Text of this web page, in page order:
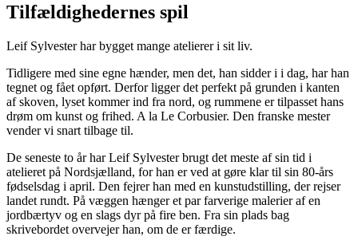
Tilfældighedernes spil
Leif Sylvester har bygget mange atelierer i sit liv.
Tidligere med sine egne hænder, men det, han sidder i i dag, har han
tegnet og fået opført. Derfor ligger det perfekt på grunden i kanten
af skoven, lyset kommer ind fra nord, og rummene er tilpasset hans
drøm om kunst og frihed. A la Le Corbusier. Den franske mester
vender vi snart tilbage til.
De seneste to år har Leif Sylvester brugt det meste af sin tid i
atelieret på Nordsjælland, for han er ved at gøre klar til sin 80-års
fødselsdag i april. Den fejrer han med en kunstudstilling, der rejser
landet rundt. På væggen hænger et par farverige malerier af en
jordbærtyv og en slags dyr på fire ben. Fra sin plads bag
skrivebordet overvejer han, om de er færdige.